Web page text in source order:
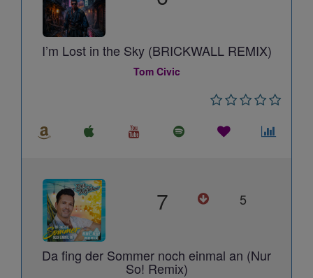
I’m Lost in the Sky (BRICKWALL REMIX)
Tom Civic
7 5
Da fing der Sommer noch einmal an (Nur
So! Remix)